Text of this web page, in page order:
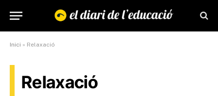
Inici » Relaxació
Relaxació